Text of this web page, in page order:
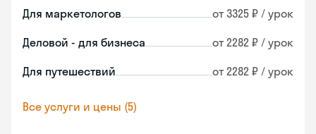
Для маркетологов от 3325 ₽ / урок
Деловой - для бизнеса от 2282 ₽ / урок
Для путешествий от 2282 ₽ / урок
Все услуги и цены (5)